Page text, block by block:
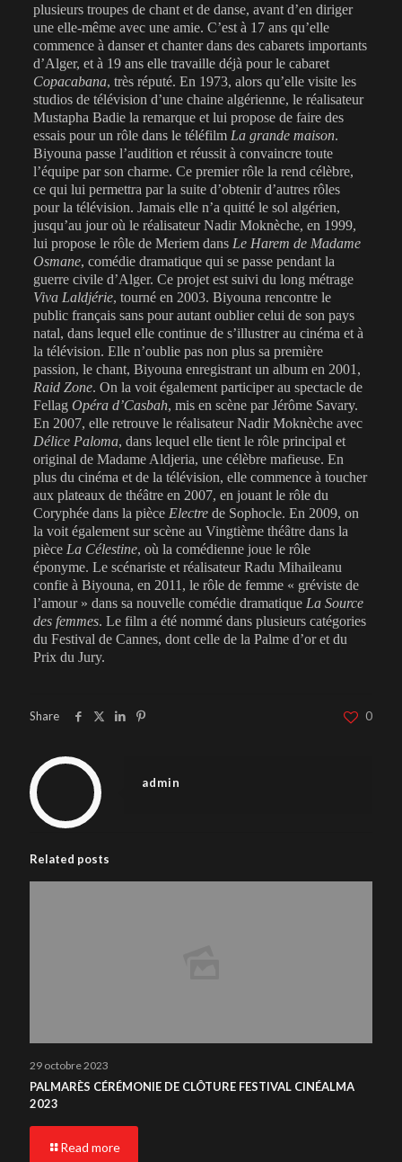
plusieurs troupes de chant et de danse, avant d’en diriger
une elle-même avec une amie. C’est à 17 ans qu’elle
commence à danser et chanter dans des cabarets importants
d’Alger, et à 19 ans elle travaille déjà pour le cabaret
Copacabana, très réputé. En 1973, alors qu’elle visite les
studios de télévision d’une chaine algérienne, le réalisateur
Mustapha Badie la remarque et lui propose de faire des
essais pour un rôle dans le téléfilm La grande maison.
Biyouna passe l’audition et réussit à convaincre toute
l’équipe par son charme. Ce premier rôle la rend célèbre,
ce qui lui permettra par la suite d’obtenir d’autres rôles
pour la télévision. Jamais elle n’a quitté le sol algérien,
jusqu’au jour où le réalisateur Nadir Moknèche, en 1999,
lui propose le rôle de Meriem dans Le Harem de Madame
Osmane, comédie dramatique qui se passe pendant la
guerre civile d’Alger. Ce projet est suivi du long métrage
Viva Laldjérie, tourné en 2003. Biyouna rencontre le
public français sans pour autant oublier celui de son pays
natal, dans lequel elle continue de s’illustrer au cinéma et à
la télévision. Elle n’oublie pas non plus sa première
passion, le chant, Biyouna enregistrant un album en 2001,
Raid Zone. On la voit également participer au spectacle de
Fellag Opéra d’Casbah, mis en scène par Jérôme Savary.
En 2007, elle retrouve le réalisateur Nadir Moknèche avec
Délice Paloma, dans lequel elle tient le rôle principal et
original de Madame Aldjeria, une célèbre mafieuse. En
plus du cinéma et de la télévision, elle commence à toucher
aux plateaux de théâtre en 2007, en jouant le rôle du
Coryphée dans la pièce Electrede Sophocle. En 2009, on
la voit également sur scène au Vingtième théâtre dans la
pièce La Célestine, où la comédienne joue le rôle
éponyme. Le scénariste et réalisateur Radu Mihaileanu
confie à Biyouna, en 2011, le rôle de femme « gréviste de
l’amour » dans sa nouvelle comédie dramatique La Source
des femmes. Le film a été nommé dans plusieurs catégories
du Festival de Cannes, dont celle de la Palme d’or et du
Prix du Jury.
Share 0
admin
Related posts
29 octobre 2023
PALMARÈS CÉRÉMONIE DE CLÔTURE FESTIVAL CINÉALMA
2023
Read more